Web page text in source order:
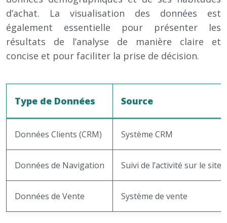
d’achat. La visualisation des données est
également essentielle pour présenter les
résultats de l’analyse de manière claire et
concise et pour faciliter la prise de décision.
Type de Données Source
Données Clients (CRM) Système CRM
Données de Navigation Suivi de l’activité sur le site
Données de Vente Système de vente